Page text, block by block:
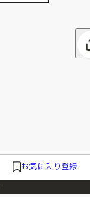
お気に入り登録